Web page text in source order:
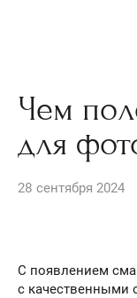
Чем
для
28 сентября 2024
С появлением
с качественными